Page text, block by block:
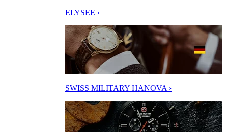
ELYSEE ›
SWISS MILITARY HANOVA ›